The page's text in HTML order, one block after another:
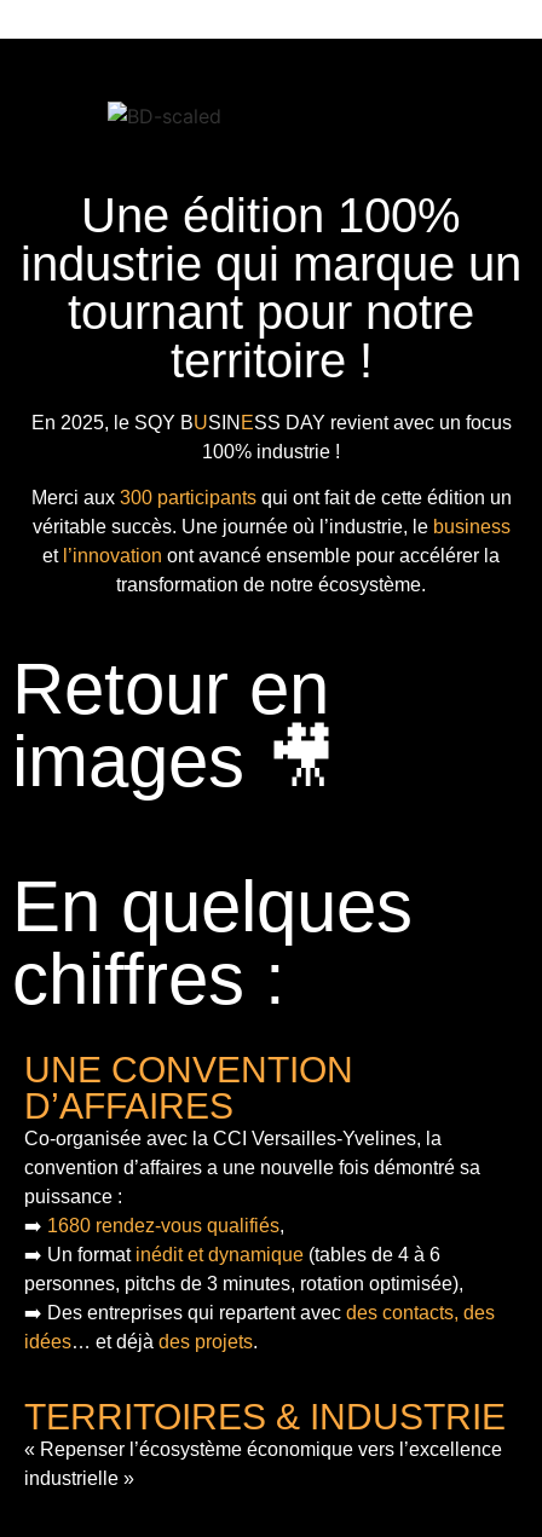
Une édition 100%
industrie qui marque un
tournant pour notre
territoire !
En 2025, le SQY BUSIN ESS DAY revient avec un focus
100% industrie !
Merci aux 300 participantsqui ont fait de cette édition un
véritable succès. Une journée où l’industrie, le business
et l’innovation ont avancé ensemble pour accélérer la
transformation de notre écosystème.
Retour en
images 🎥
En quelques
chiffres :
UNE CONVENTION
D’AFFAIRES
Co-organisée avec la CCI Versailles-Yvelines, la
convention d’affaires a une nouvelle fois démontré sa
puissance :
➡️ 1680 rendez-vous qualifiés,
➡️ Un format inédit et dynamique (tables de 4 à 6
personnes, pitchs de 3 minutes, rotation optimisée),
➡️ Des entreprises qui repartent avec des contacts, des
idées… et déjà des projets.
TERRITOIRES & INDUSTRIE
« Repenser l’écosystème économique vers l’excellence
industrielle »